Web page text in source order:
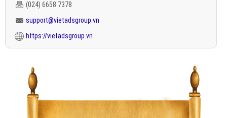
(024) 6658 7378
support@vietadsgroup.vn
https://vietadsgroup.vn